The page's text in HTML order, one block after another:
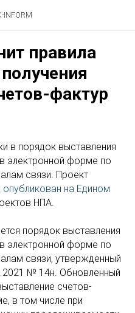
INFORM
правила
фактур
в порядок выставления
электронной форме по
связи. Проект
опубликован на Едином
НПА.
порядок выставления
электронной форме по
связи, утвержденный
№ 14н. Обновленный
счетов-
в том числе при